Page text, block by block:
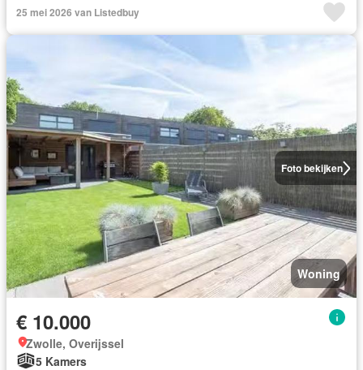
25 mei 2026 van Listedbuy
Foto bekijken
Woning
€ 10.000
Zwolle, Overijssel
5 Kamers